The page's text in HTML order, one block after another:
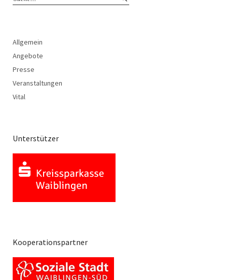
Allgemein
Angebote
Presse
Veranstaltungen
Vital
Unterstützer
Kooperationspartner